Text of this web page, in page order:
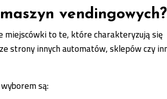
vendingowych?
miejscówki to te, które charakteryzują się
strony innych automatów, sklepów czy
są: